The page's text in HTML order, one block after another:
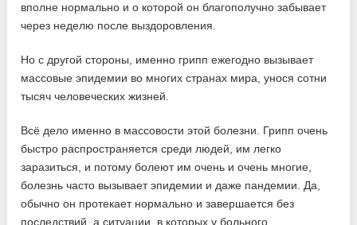
вполне нормально и о которой он благополучно забывает
через неделю после выздоровления.
Но с другой стороны, именно грипп ежегодно вызывает
массовые эпидемии во многих странах мира, унося сотни
тысяч человеческих жизней.
Всё дело именно в массовости этой болезни. Грипп очень
быстро распространяется среди людей, им легко
заразиться, и потому болеют им очень и очень многие,
болезнь часто вызывает эпидемии и даже пандемии. Да,
обычно он протекает нормально и завершается без
последствий, а ситуации, в которых у больного